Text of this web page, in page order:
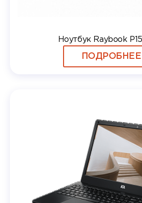
Ноутбук Raybook
ПОДРОБНЕЕ